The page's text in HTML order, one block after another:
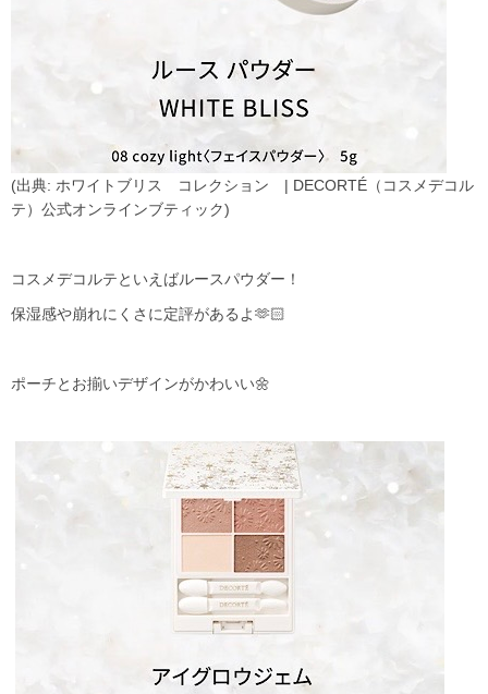
(出典: ホワイトブリス コレクション | DECORTÉ（コスメデコル
テ）公式オンラインブティック)
コスメデコルテといえばルースパウダー！
保湿感や崩れにくさに定評があるよ🫶🏻
ポーチとお揃いデザインがかわいい🌼